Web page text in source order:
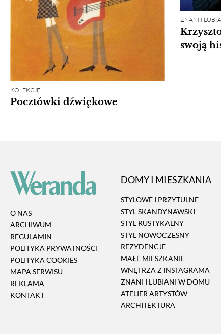
KOLEKCJE
Pocztówki dźwiękowe
ZNANI I
swoją
O NAS
ARCHIWUM
REGULAMIN
POLITYKA PRYWATNOŚCI
POLITYKA COOKIES
MAPA SERWISU
REKLAMA
KONTAKT
DOMY I MIESZKANIA
STYLOWE I PRZYTULNE
STYL SKANDYNAWSKI
STYL RUSTYKALNY
STYL NOWOCZESNY
REZYDENCJE
MAŁE MIESZKANIE
WNĘTRZA Z INSTAGRAMA
ZNANI I LUBIANI W DOMU
ATELIER ARTYSTÓW
ARCHITEKTURA